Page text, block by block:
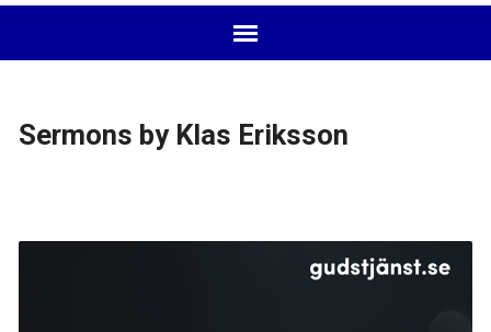
Sermons by Klas Eriksson